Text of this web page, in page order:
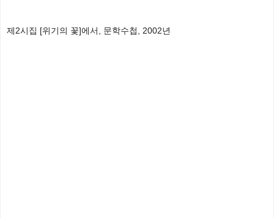
제2시집 [위기의 꽃]에서, 문학수첩, 2002년